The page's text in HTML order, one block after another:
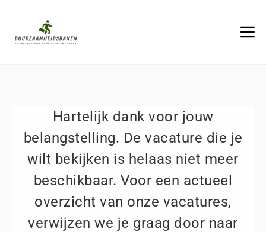
Hartelijk dank voor jouw
belangstelling. De vacature die je
wilt bekijken is helaas niet meer
beschikbaar. Voor een actueel
overzicht van onze vacatures,
verwijzen we je graag door naar